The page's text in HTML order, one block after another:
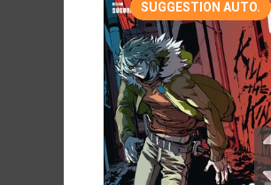
SUGGESTION AUTO.